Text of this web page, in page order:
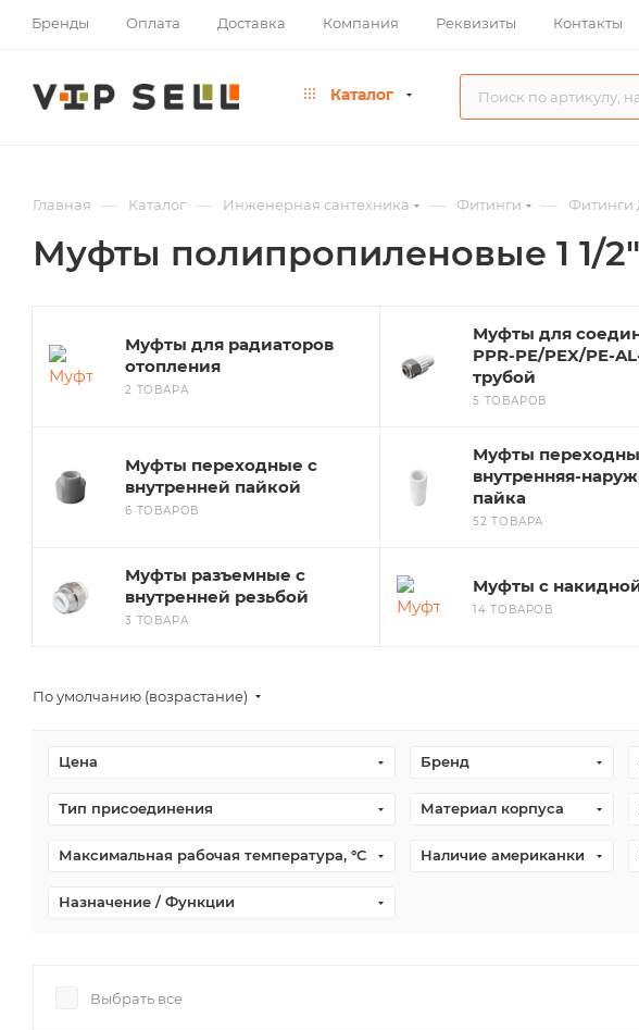
Бренды Оплата Доставка Компания Реквизиты Контакты
Каталог
Главная — Каталог — Инженерная сантехника — Фитинги — Фитинги
Муфты полипропиленовые 1 1/2"
Муфты для радиаторов
отопления
2 ТОВАРА
Муфты для
PPR-PE/PEX/PE-
трубой
5 ТОВАРОВ
Муфты переходные с
внутренней пайкой
6 ТОВАРОВ
Муфты
внутренняя-
пайка
52 ТОВАРА
Муфты разъемные с
внутренней резьбой
3 ТОВАРА
Муфты с
14 ТОВАРОВ
По умолчанию (возрастание)
Цена Бренд
Тип присоединения Материал корпуса
Максимальная рабочая температура, °С Наличие американки
Назначение / Функции
Выбрать все